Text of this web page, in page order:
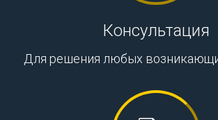
Консультация
Для решения любых